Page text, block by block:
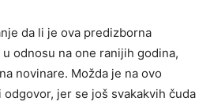
da li je ova predizborna
odnosu na one ranijih godina,
novinare. Možda je na ovo
jer se još svakakvih čuda